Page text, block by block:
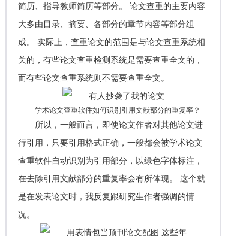
简历、指导教师简历等部分。 论文查重的主要内容
大多由目录、摘要、各部分的章节内容等部分组
成。 实际上，查重论文的范围是与论文查重系统相
关的，有些论文查重检测系统是需要查重全文的，
而有些论文查重系统则不需要查重全文。
学术论文查重软件如何识别引用文献部分的重复率？
所以，一般而言，即使论文作者对其他论文进
行引用，只要引用格式正确，一般都会被学术论文
查重软件自动识别为引用部分，以绿色字体标注，
在去除引用文献部分的重复率会有所体现。 这个就
是在发表论文时，我反复跟研究生作者强调的情
况。